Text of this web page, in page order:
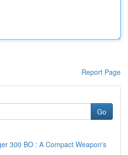
Report Page
Go
300 BO : A Compact Weapon's